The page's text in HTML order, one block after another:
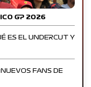
GP 2026
ES EL UNDERCUT Y
FANS DE